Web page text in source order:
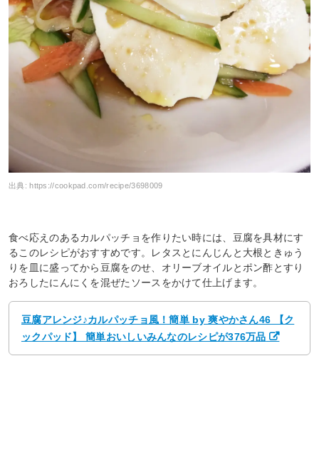
出典:https://cookpad.com/recipe/3698009
食べ応えのあるカルパッチョを作りたい時には、豆腐を具材にす
るこのレシピがおすすめです。レタスとにんじんと大根ときゅう
りを皿に盛ってから豆腐をのせ、オリーブオイルとポン酢とすり
おろしたにんにくを混ぜたソースをかけて仕上げます。
豆腐アレンジ♪カルパッチョ風！簡単 by 爽やかさん46 【ク
ックパッド】 簡単おいしいみんなのレシピが376万品